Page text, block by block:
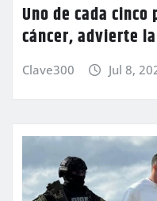
Uno de cada
cáncer, advierte la
Clave300 Jul 8,